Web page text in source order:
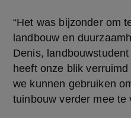
“Het was bijzonder om
landbouw en
Denis,
heeft onze blik
we kunnen gebruiken
tuinbouw verder mee te